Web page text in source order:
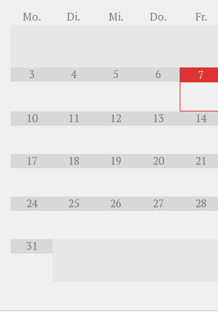
Mo.
Di. Mi. Do. Fr.
3 4 5 6 7
10 11 12 13 14
17 18 19 20 21
24 25 26 27 28
31